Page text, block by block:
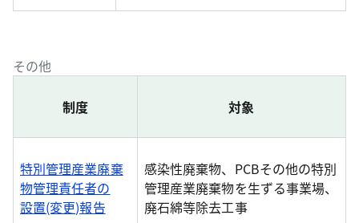
その他
制度 対象
特別管理産業廃棄
物管理責任者の
設置(変更)報告
感染性廃棄物、PCBその他の特別
管理産業廃棄物を生ずる事業場、
廃石綿等除去工事